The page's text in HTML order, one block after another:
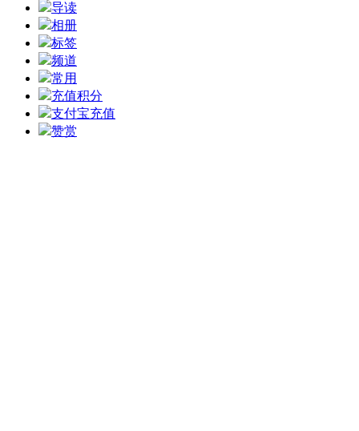
导读
相册
标签
频道
常用
充值积分
支付宝充值
赞赏